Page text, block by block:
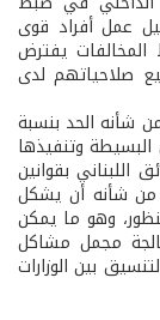
عمل أفراد قوى
يفترض
صلاحياتهم لدى
شأنه الحد بنسبة
وتنفيذها
اللبناني بقوانين
من شأنه أن يشكل
وهو ما يمكن
مجمل مشاكل
بين الوزارات